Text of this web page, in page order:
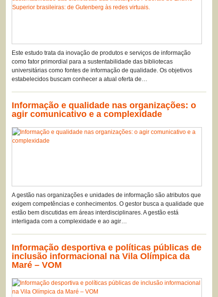
Este estudo trata da inovação de produtos e serviços de informação
como fator primordial para a sustentabilidade das bibliotecas
universitárias como fontes de informação de qualidade. Os objetivos
estabelecidos buscam conhecer a atual oferta de…
Informação e qualidade nas organizações: o
agir comunicativo e a complexidade
A gestão nas organizações e unidades de informação são atributos que
exigem competências e conhecimentos. O gestor busca a qualidade que
estão bem discutidas em áreas interdisciplinares. A gestão está
interligada com a complexidade e ao agir…
Informação desportiva e políticas públicas de
inclusão informacional na Vila Olímpica da
Maré – VOM